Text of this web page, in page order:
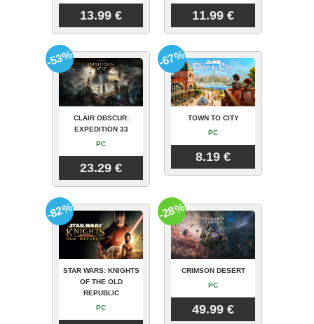
13.99 € 11.99 €
CLAIR OBSCUR:
EXPEDITION 33
PC
23.29 €
-53%
TOWN TO CITY
PC
8.19 €
-67%
STAR WARS: KNIGHTS
OF THE OLD
REPUBLIC
PC
-82%
CRIMSON DESERT
PC
49.99 €
-28%